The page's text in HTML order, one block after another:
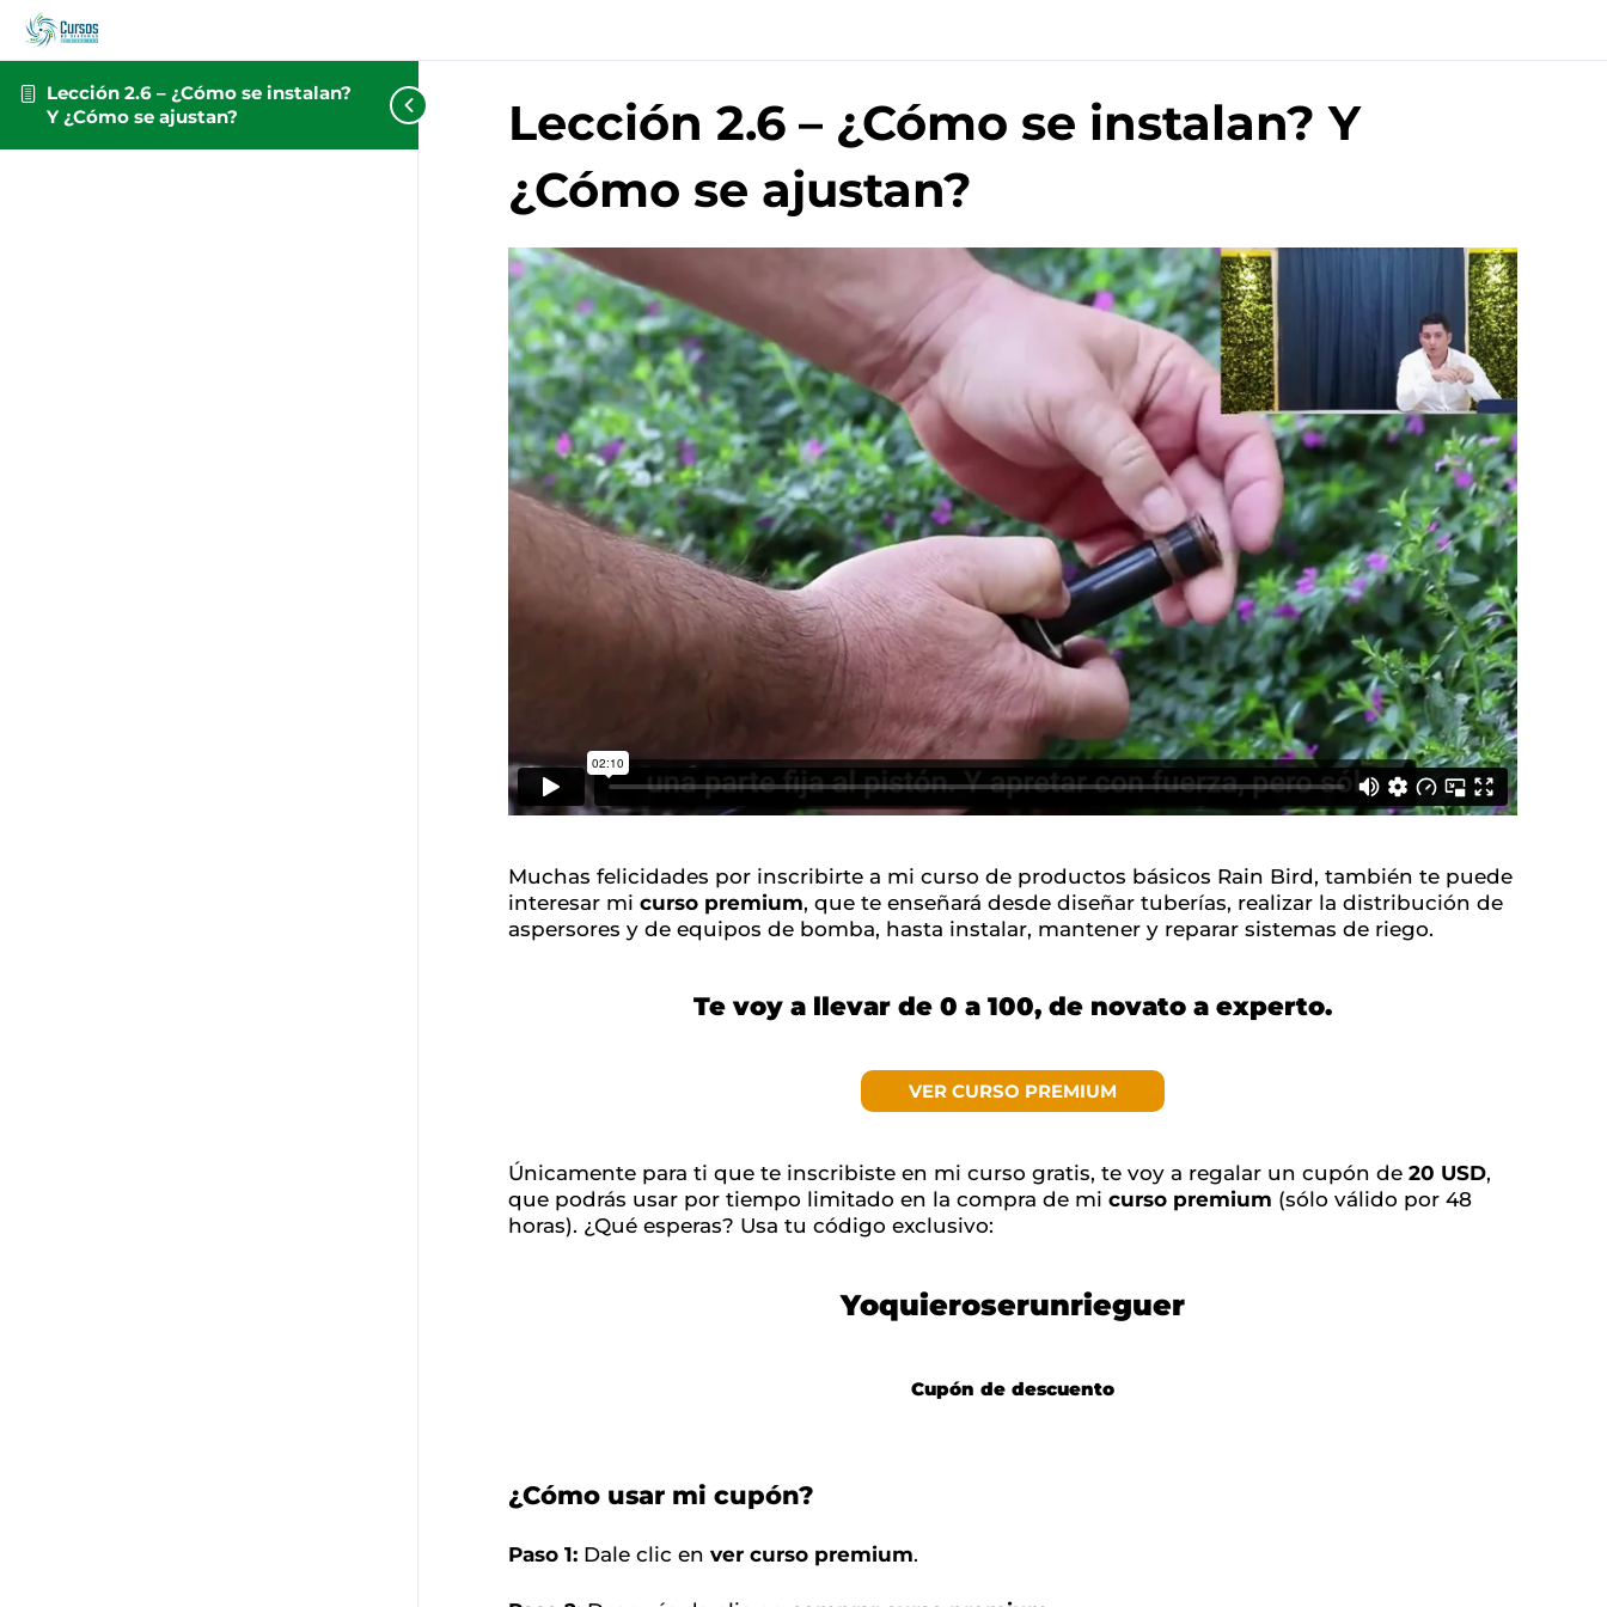
Lección 2.6 – ¿Cómo se instalan?
Y ¿Cómo se ajustan?
Lección 2.6 – ¿Cómo se instalan? Y
¿Cómo se ajustan?
Muchas felicidades por inscribirte a mi curso de productos básicos Rain Bird, también te puede
interesar mi curso premium, que te enseñará desde diseñar tuberías, realizar la distribución de
aspersores y de equipos de bomba, hasta instalar, mantener y reparar sistemas de riego.
Te voy a llevar de 0 a 100, de novato a experto.
VER CURSO PREMIUM
Únicamente para ti que te inscribiste en mi curso gratis, te voy a regalar un cupón de 20 USD,
que podrás usar por tiempo limitado en la compra de mi curso premium (sólo válido por 48
horas). ¿Qué esperas? Usa tu código exclusivo:
Yoquieroserunrieguer
Cupón de descuento
¿Cómo usar mi cupón?
Paso 1: Dale clic en ver curso premium.